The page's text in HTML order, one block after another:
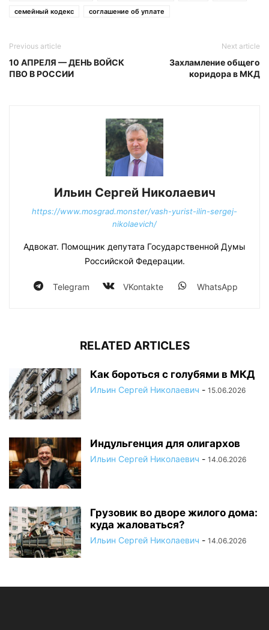
семейный кодекс
соглашение об уплате
Previous article
10 АПРЕЛЯ — ДЕНЬ ВОЙСК
ПВО В РОССИИ
Next article
Захламление общего
коридора в МКД
Ильин Сергей Николаевич
https://www.mosgrad.monster/vash-yurist-ilin-sergej-
nikolaevich/
Адвокат. Помощник депутата Государственной Думы
Российской Федерации.
Telegram VKontakte WhatsApp
RELATED ARTICLES
Как бороться с голубями в МКД
Ильин Сергей Николаевич - 15.06.2026
Индульгенция для олигархов
Ильин Сергей Николаевич - 14.06.2026
Грузовик во дворе жилого дома:
куда жаловаться?
Ильин Сергей Николаевич - 14.06.2026